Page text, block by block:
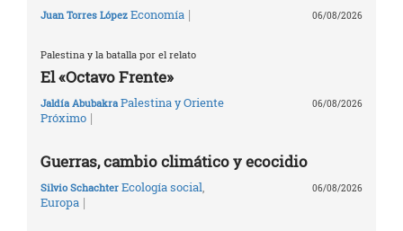
Juan Torres López Economía | 06/08/2026
Palestina y la batalla por el relato
El «Octavo Frente»
Jaldía Abubakra Palestina y Oriente
Próximo |
06/08/2026
Guerras, cambio climático y ecocidio
Silvio Schachter Ecología social,
Europa |
06/08/2026